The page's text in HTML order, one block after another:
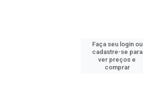
Faça seu login ou
cadastre-se para
ver preços e
comprar